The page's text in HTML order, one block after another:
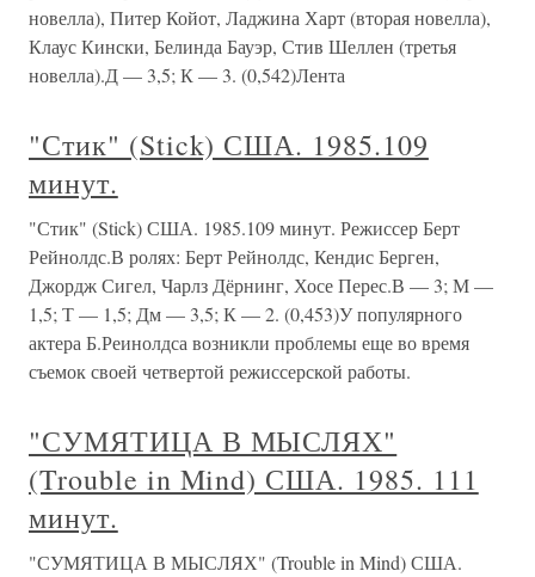
новелла), Питер Койот, Ладжина Харт (вторая новелла),
Клаус Кински, Белинда Бауэр, Стив Шеллен (третья
новелла).Д — 3,5; К — 3. (0,542)Лента
"Стик" (Stick) США. 1985.109
минут.
"Стик" (Stick) США. 1985.109 минут. Режиссер Берт
Рейнолдс.В ролях: Берт Рейнолдс, Кендис Берген,
Джордж Сигел, Чарлз Дёрнинг, Хосе Перес.В — 3; М —
1,5; Т — 1,5; Дм — 3,5; К — 2. (0,453)У популярного
актера Б.Реинолдса возникли проблемы еще во время
съемок своей четвертой режиссерской работы.
"СУМЯТИЦА В МЫСЛЯХ"
(Trouble in Mind) США. 1985. 111
минут.
"СУМЯТИЦА В МЫСЛЯХ" (Trouble in Mind) США.